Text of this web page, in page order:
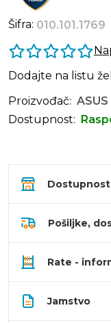
Šifra: 010.101.1769
Dodajte na listu
Proizvođač: ASUS
Dostupnost:
Pošiljke,
Rate -
Jamstvo